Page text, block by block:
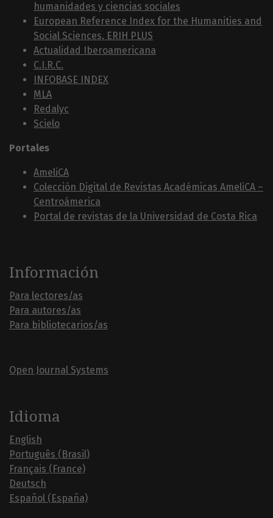
humanidades y ciencias sociales
European Reference Index for the Humanities and
Social Sciences, ERIH PLUS
Actualidad Iberoamericana
C.I.R.C.
INFOBASE INDEX
MLA
Redalyc
Scielo
Portales
AmeliCA
Colección Digital de Revistas Académicas AmeliCA –
Centroámerica
Portal de revistas de la Universidad de Costa Rica
Información
Para lectores/as
Para autores/as
Para bibliotecarios/as
Open Journal Systems
Idioma
English
Português (Brasil)
Français (France)
Deutsch
Español (España)